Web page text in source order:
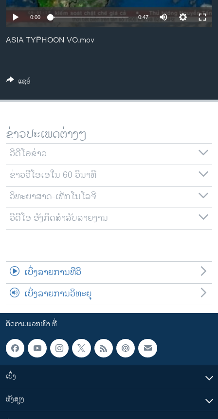
ທຸລະກິດ
ພາສາອັງກິດ
ວີດີໂອ
ລາຍການກະຈາຍສຽງ
ຕິດຕາມພວກເຮົາ ທີ່
ພາສາຕ່າງໆ
0:00 0:47
ASIA TYPHOON VO.mov
ແຊຣ໌
ຂ່າວປະເພດຕ່າງໆ
ວີດີໂອຂ່າວ
ຂ່າວວີໂອເອໃນ 60 ວິນາທີ
ວິທະຍາສາດ-ເທັກໂນໂລຈີ
ວີດີໂອ ອັງກິດສຳລັບລາຍງານ
ເບິ່ງລາຍການທີວີ
ເບິ່ງລາຍການວິທະຍຸ
ຕິດຕາມພວກເຮົາ ທີ່
ເບິ່ງ
ຟັງສຽງ